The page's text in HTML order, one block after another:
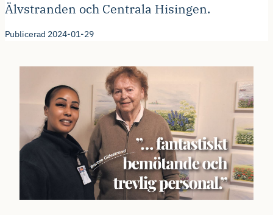
Älvstranden och Centrala Hisingen.
Publicerad 2024-01-29